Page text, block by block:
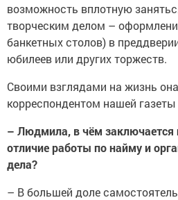
возможность вплотную
творческим делом –
банкетных столов) в
юбилеев или других торжеств.
Своими взглядами на жизнь
корреспондентом нашей
– Людмила, в чём заключается
отличие работы по найму и
дела?
– В большей доле